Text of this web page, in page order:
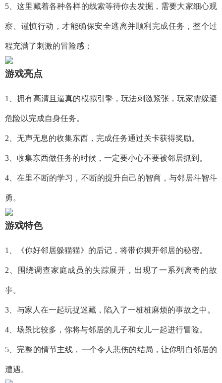
5、这里藏着各种各样的线索等待你去发掘，需要大家细心观
察、谨慎行动，才能确保安全逃离并顺利完成任务，整个过
程充满了刺激的冒险感；
游戏亮点
1、拥有高清且逼真的模拟引擎，玩法刺激紧张，玩家需躲避
危险以完成自身任务。
2、无声无息的收集东西，完成任务通过关卡获得奖励。
3、收集东西做任务的时候，一定要小心不要被邻居抓到。
4、在里不断的学习，不断的提升自己的智商，与邻居斗智斗
勇。
游戏特色
1、《你好邻居躲猫猫》的后记，将带你揭开邻居的秘密。
2、围绕调查家庭成员的失踪展开，出现了一系列离奇的故
事。
3、与家人在一起玩捉迷藏，陷入了一桩桩麻烦的事故之中。
4、场景比较多，你将与邻居的儿子和女儿一起进行冒险。
5、完整的情节主线，一个令人悲伤的结局，让你明白邻居的
遭遇。